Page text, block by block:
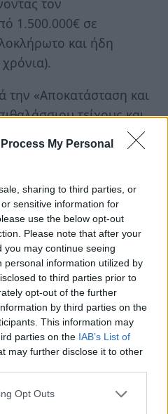
My Personal
sharing to third parties, or
sensitive information for
use the below opt-out
Please note that after your
may continue seeing
personal information utilized by
to third parties prior to
opt-out of the further
by third parties on the
This information may
parties on the IAB’s List of
may further disclose it to other
Opt Outs
τον
1.500.000€ σε
και ήδη
«Αποκατάσταση και
τείχους και
του στην Κάτω
έχει τροποποιήσει
1.500.000€ σε μόλις
να γνωρίζει ότι
να έχει
πριν από
στην περιοχή!
ήδη καθυστερημένο
βλάβη στη